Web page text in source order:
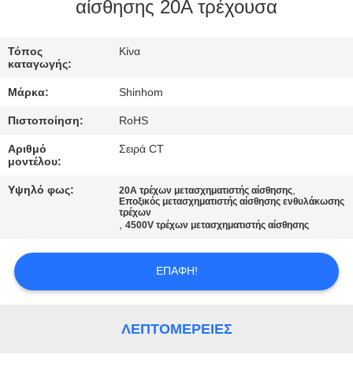
ΈΛΕΓΧΟΣ
ΕΠΙΚΟΙΝΩΝΉΣΤΕ
ΜΑΖΊ
ΕΙΔΉΣΕΙΣ
αίσθησης 20A τρέχουσα
Τόπος
καταγωγής:
Κίνα
Μάρκα: Shinhom
Πιστοποίηση: RoHS
Αριθμό
μοντέλου:
Σειρά CT
Υψηλό φως: 20A τρέχων μετασχηματιστής αίσθησης,
Εποξικός μετασχηματιστής αίσθησης ενθυλάκωσης
τρέχων
,4500V τρέχων μετασχηματιστής αίσθησης
ΕΠΑΦΉ!
ΛΕΠΤΟΜΈΡΕΙΕΣ